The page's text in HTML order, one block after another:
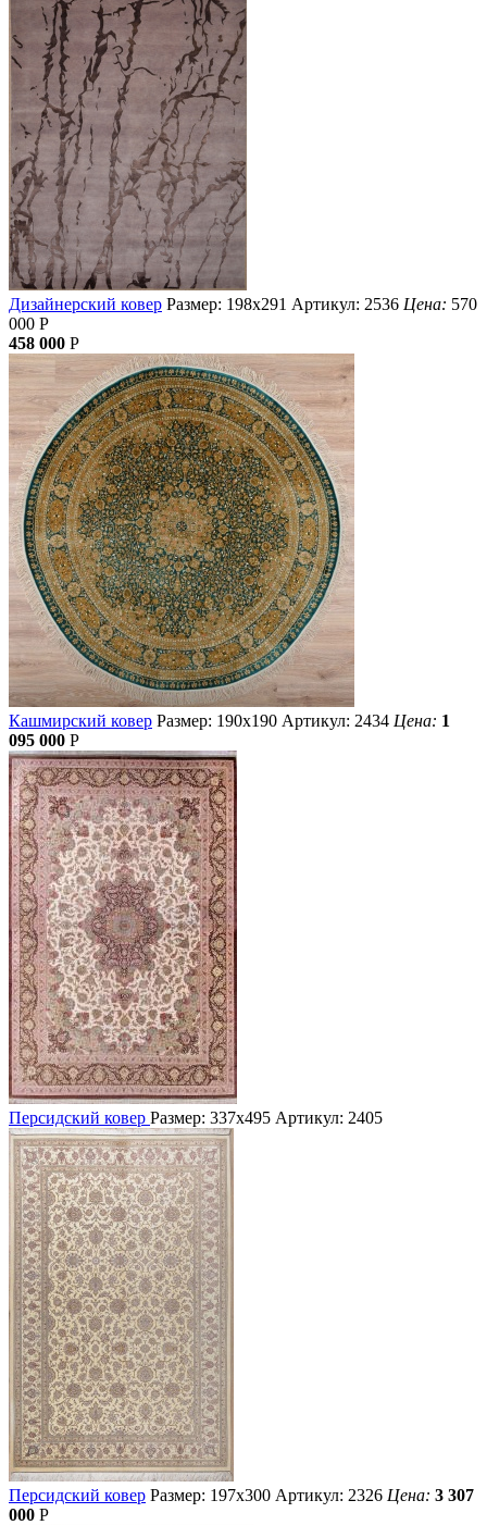
Дизайнерский ковер Размер: 198х291 Артикул: 2536 Цена: 570
000 Р
458 000 Р
Кашмирский ковер Размер: 190х190 Артикул: 2434 Цена: 1
095 000 Р
Персидский ковер Размер: 337х495 Артикул: 2405
Персидский ковер Размер: 197х300 Артикул: 2326 Цена: 3 307
000 Р